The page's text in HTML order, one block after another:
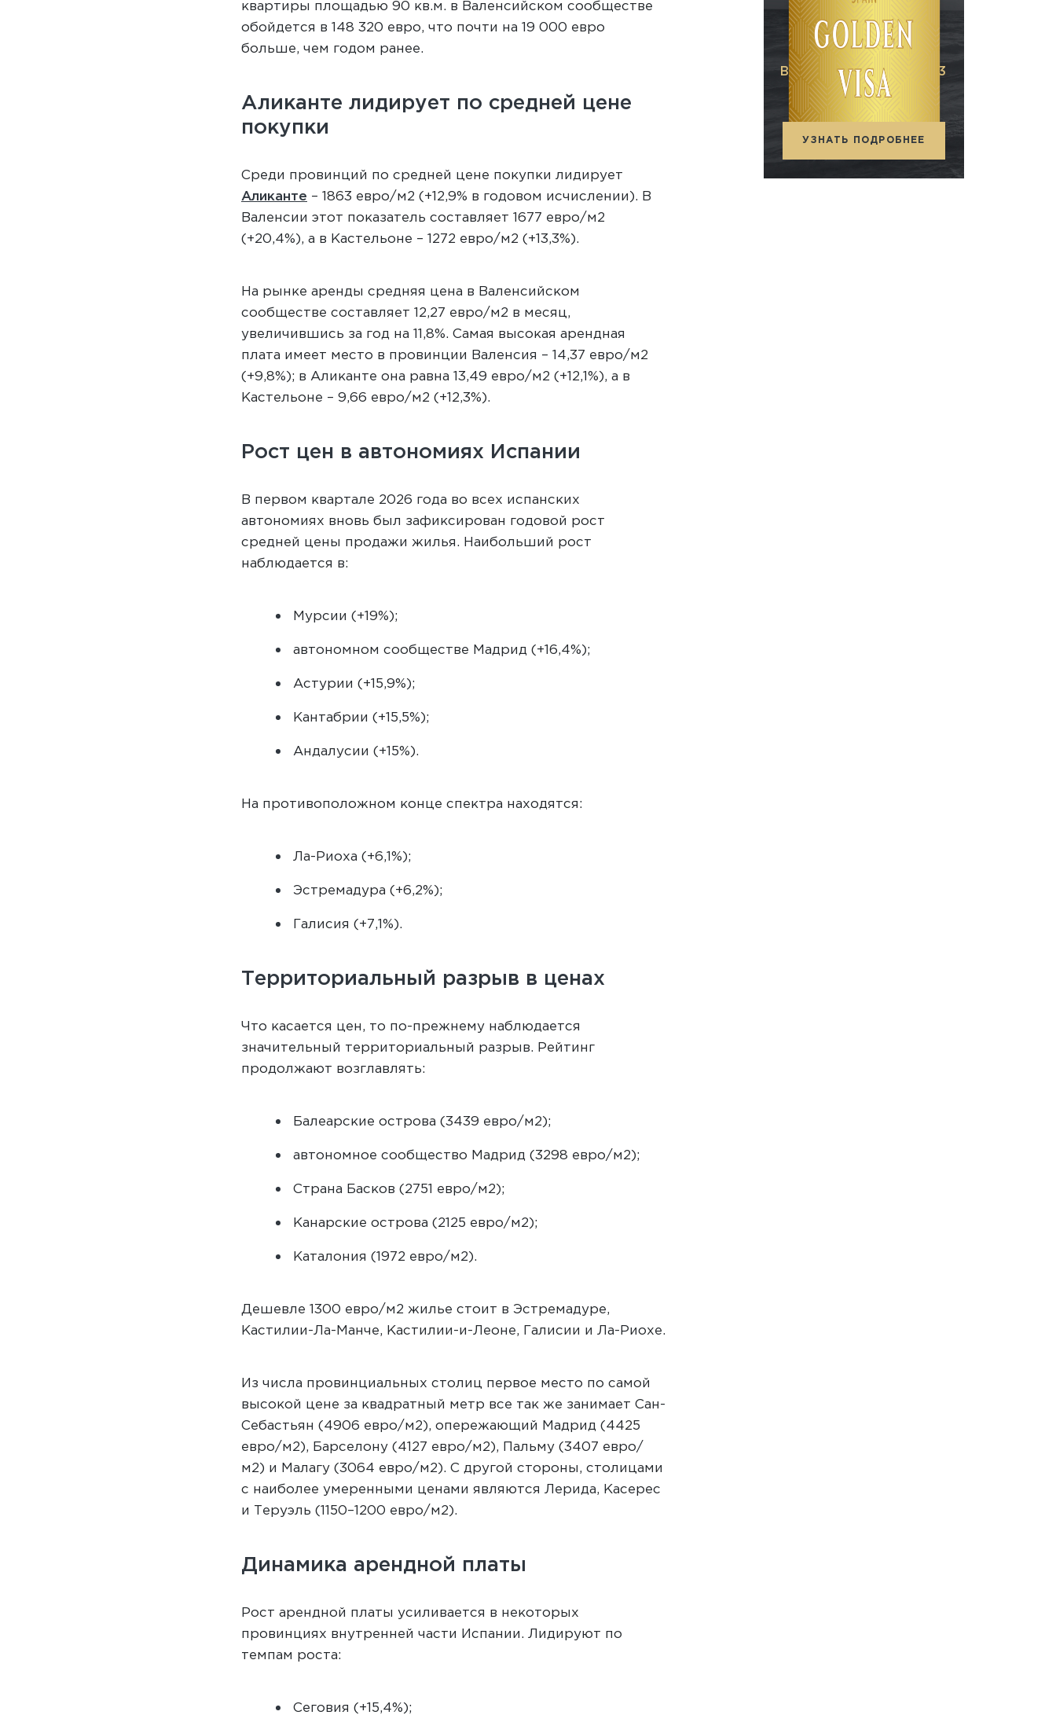
квартиры площадью 90 кв.м. в Валенсийском сообществе
обойдется в 148 320 евро, что почти на 19 000 евро
больше, чем годом ранее.
Аликанте лидирует по средней цене
покупки
Среди провинций по средней цене покупки лидирует
Аликанте – 1863 евро/м2 (+12,9% в годовом исчислении). В
Валенсии этот показатель составляет 1677 евро/м2
(+20,4%), а в Кастельоне – 1272 евро/м2 (+13,3%).
На рынке аренды средняя цена в Валенсийском
сообществе составляет 12,27 евро/м2 в месяц,
увеличившись за год на 11,8%. Самая высокая арендная
плата имеет место в провинции Валенсия – 14,37 евро/м2
(+9,8%); в Аликанте она равна 13,49 евро/м2 (+12,1%), а в
Кастельоне – 9,66 евро/м2 (+12,3%).
Рост цен в автономиях Испании
В первом квартале 2026 года во всех испанских
автономиях вновь был зафиксирован годовой рост
средней цены продажи жилья. Наибольший рост
наблюдается в:
Мурсии (+19%);
автономном сообществе Мадрид (+16,4%);
Астурии (+15,9%);
Кантабрии (+15,5%);
Андалусии (+15%).
На противоположном конце спектра находятся:
Ла-Риоха (+6,1%);
Эстремадура (+6,2%);
Галисия (+7,1%).
Территориальный разрыв в ценах
Что касается цен, то по-прежнему наблюдается
значительный территориальный разрыв. Рейтинг
продолжают возглавлять:
Балеарские острова (3439 евро/м2);
автономное сообщество Мадрид (3298 евро/м2);
Страна Басков (2751 евро/м2);
Канарские острова (2125 евро/м2);
Каталония (1972 евро/м2).
Дешевле 1300 евро/м2 жилье стоит в Эстремадуре,
Кастилии-Ла-Манче, Кастилии-и-Леоне, Галисии и Ла-Риохе.
Из числа провинциальных столиц первое место по самой
высокой цене за квадратный метр все так же занимает Сан-
Себастьян (4906 евро/м2), опережающий Мадрид (4425
евро/м2), Барселону (4127 евро/м2), Пальму (3407 евро/
м2) и Малагу (3064 евро/м2). С другой стороны, столицами
с наиболее умеренными ценами являются Лерида, Касерес
и Теруэль (1150–1200 евро/м2).
Динамика арендной платы
Рост арендной платы усиливается в некоторых
провинциях внутренней части Испании. Лидируют по
темпам роста:
Сеговия (+15,4%);
ВНЖ В ИСПАНИИ ЗА 3
МЕСЯЦА
При покупке недвижимости
УЗНАТЬ ПОДРОБНЕЕ